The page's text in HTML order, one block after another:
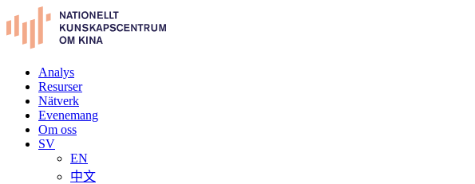
Analys
Resurser
Nätverk
Evenemang
Om oss
SV
EN
中文